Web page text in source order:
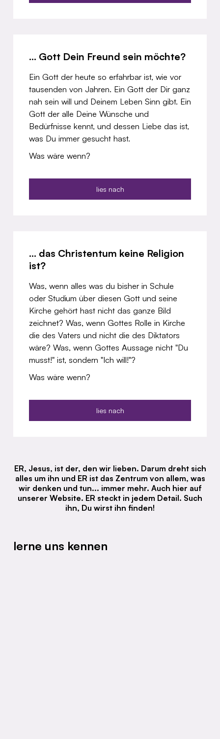
... Gott Dein Freund sein möchte?
Ein Gott der heute so erfahrbar ist, wie vor
tausenden von Jahren. Ein Gott der Dir ganz
nah sein will und Deinem Leben Sinn gibt. Ein
Gott der alle Deine Wünsche und
Bedürfnisse kennt, und dessen Liebe das ist,
was Du immer gesucht hast.
Was wäre wenn?
lies nach
... das Christentum keine Religion
ist?
Was, wenn alles was du bisher in Schule
oder Studium über diesen Gott und seine
Kirche gehört hast nicht das ganze Bild
zeichnet? Was, wenn Gottes Rolle in Kirche
die des Vaters und nicht die des Diktators
wäre? Was, wenn Gottes Aussage nicht "Du
musst!" ist, sondern "Ich will!"?
Was wäre wenn?
lies nach
ER, Jesus, ist der, den wir lieben. Darum dreht sich
alles um ihn und ER ist das Zentrum von allem, was
wir denken und tun... immer mehr. Auch hier auf
unserer Website. ER steckt in jedem Detail. Such
ihn, Du wirst ihn finden!
lerne uns kennen